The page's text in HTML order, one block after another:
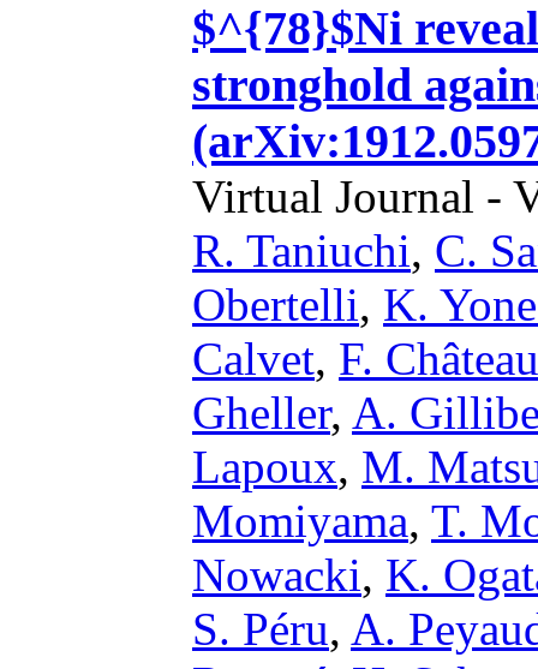
$^{78}$Ni
stronghold
Virtual Journal -
R. Taniuchi, C.
Obertelli, K.
Calvet, F. Château
Gheller, A.
Lapoux, M.
Momiyama, T.
Nowacki, K.
S. Péru, A.